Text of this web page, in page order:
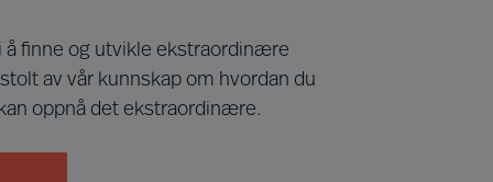
å finne og utvikle ekstraordinære
av vår kunnskap om hvordan du
oppnå det ekstraordinære.